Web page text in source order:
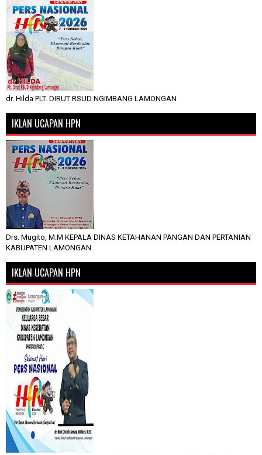
dr. Hilda PLT. DIRUT RSUD NGIMBANG LAMONGAN
IKLAN UCAPAN HPN
Drs. Mugito, M.M KEPALA DINAS KETAHANAN PANGAN DAN PERTANIAN
KABUPATEN LAMONGAN
IKLAN UCAPAN HPN